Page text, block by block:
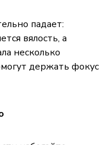
падает:
вялость, а
несколько
держать фокус